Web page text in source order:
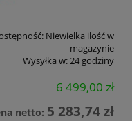
Niewielka ilość w
magazynie
Wysyłka w: 24 godziny
6 499,00 zł
netto: 5 283,74 zł